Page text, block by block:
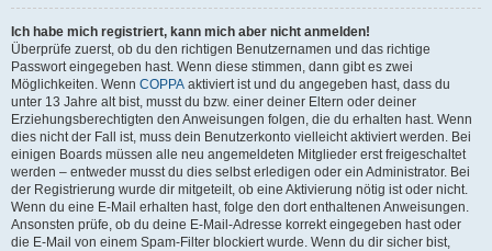
Ich habe mich registriert, kann mich aber nicht anmelden!
Überprüfe zuerst, ob du den richtigen Benutzernamen und das richtige
Passwort eingegeben hast. Wenn diese stimmen, dann gibt es zwei
Möglichkeiten. Wenn COPPA aktiviert ist und du angegeben hast, dass du
unter 13 Jahre alt bist, musst du bzw. einer deiner Eltern oder deiner
Erziehungsberechtigten den Anweisungen folgen, die du erhalten hast. Wenn
dies nicht der Fall ist, muss dein Benutzerkonto vielleicht aktiviert werden. Bei
einigen Boards müssen alle neu angemeldeten Mitglieder erst freigeschaltet
werden – entweder musst du dies selbst erledigen oder ein Administrator. Bei
der Registrierung wurde dir mitgeteilt, ob eine Aktivierung nötig ist oder nicht.
Wenn du eine E-Mail erhalten hast, folge den dort enthaltenen Anweisungen.
Ansonsten prüfe, ob du deine E-Mail-Adresse korrekt eingegeben hast oder
die E-Mail von einem Spam-Filter blockiert wurde. Wenn du dir sicher bist,